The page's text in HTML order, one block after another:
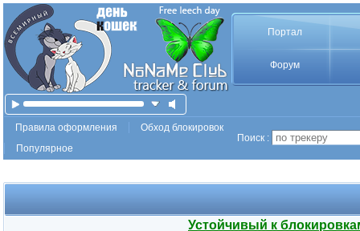
Портал
Форум
Правила оформления
Обход блокировок
Популярное
Поиск :
Устойчивый к